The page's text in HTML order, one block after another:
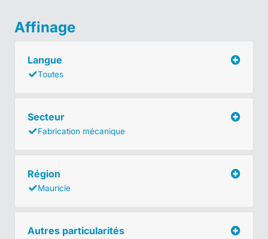
Affinage
Langue
Toutes
Secteur
Fabrication mécanique
Région
Mauricie
Autres particularités